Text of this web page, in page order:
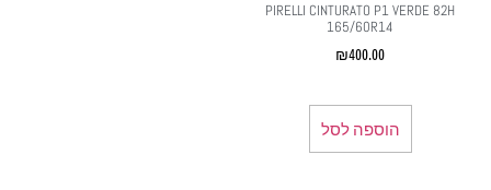
PIRELLI CINTURATO P1 VERDE 82H
165/60R14
₪400.00
הוספה לסל